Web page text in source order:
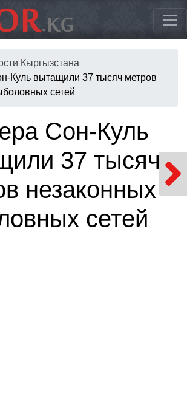
Кыргызстана
Куль вытащили 37 тысяч метров
сетей
Сон-Куль
37 тысяч
незаконных
сетей